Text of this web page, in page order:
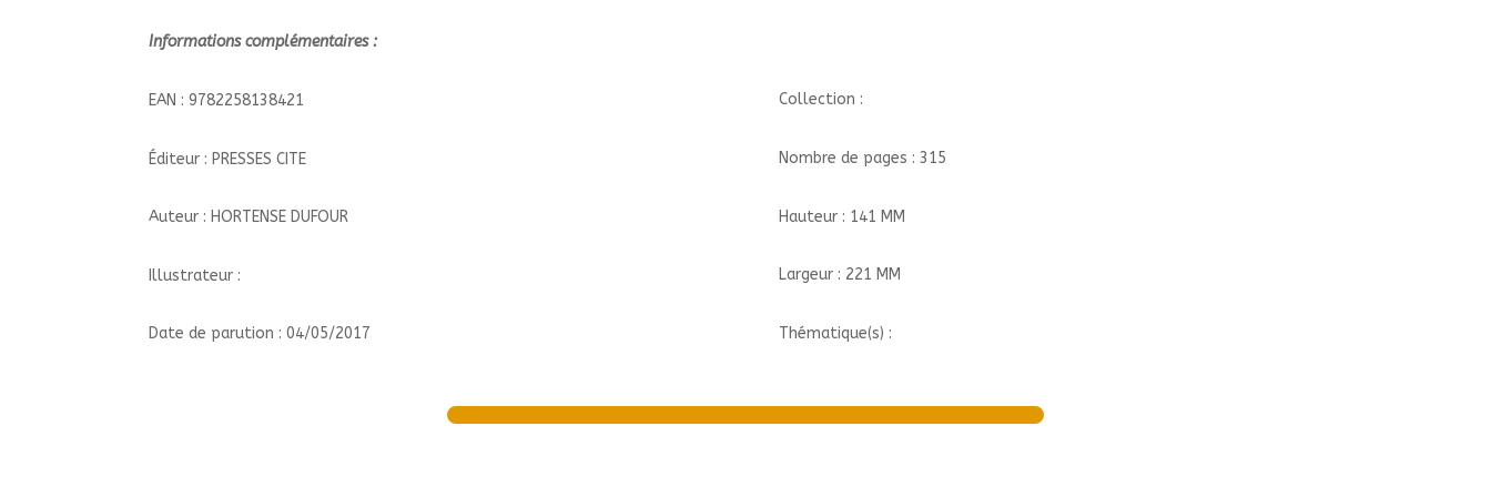
Informations complémentaires :
EAN : 9782258138421
Éditeur : PRESSES CITE
Auteur : HORTENSE DUFOUR
Illustrateur :
Date de parution : 04/05/2017
Collection :
Nombre de pages : 315
Hauteur : 141 MM
Largeur : 221 MM
Thématique(s) :